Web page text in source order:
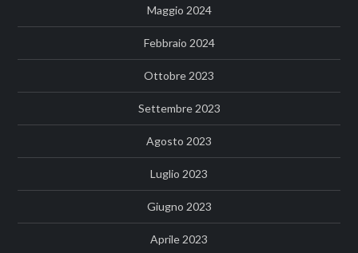
Maggio 2024
Febbraio 2024
Ottobre 2023
Settembre 2023
Agosto 2023
Luglio 2023
Giugno 2023
Aprile 2023